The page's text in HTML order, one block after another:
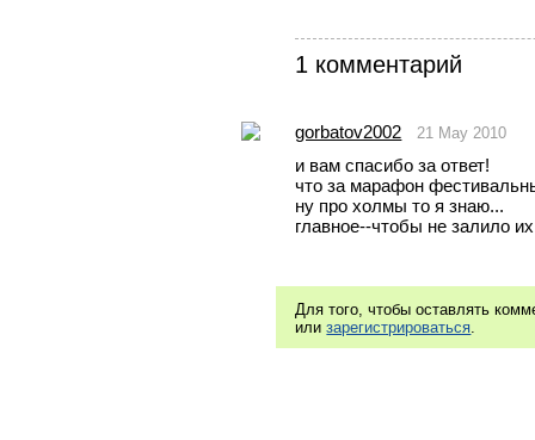
1 комментарий
gorbatov2002 21 May 2010
и вам спасибо за ответ!
что за марафон
ну про холмы то я знаю...
главное--чтобы не залило
Для того, чтобы оставлять
илизарегистрироваться.